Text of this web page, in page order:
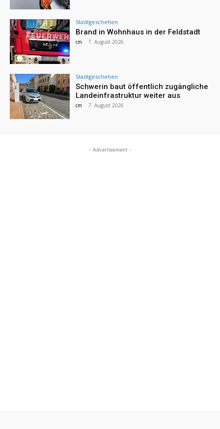
Stadtgeschehen
Brand in Wohnhaus in der Feldstadt
cm - 7. August 2026
Stadtgeschehen
Schwerin baut öffentlich zugängliche
Landeinfrastruktur weiter aus
cm - 7. August 2026
- Advertisement -